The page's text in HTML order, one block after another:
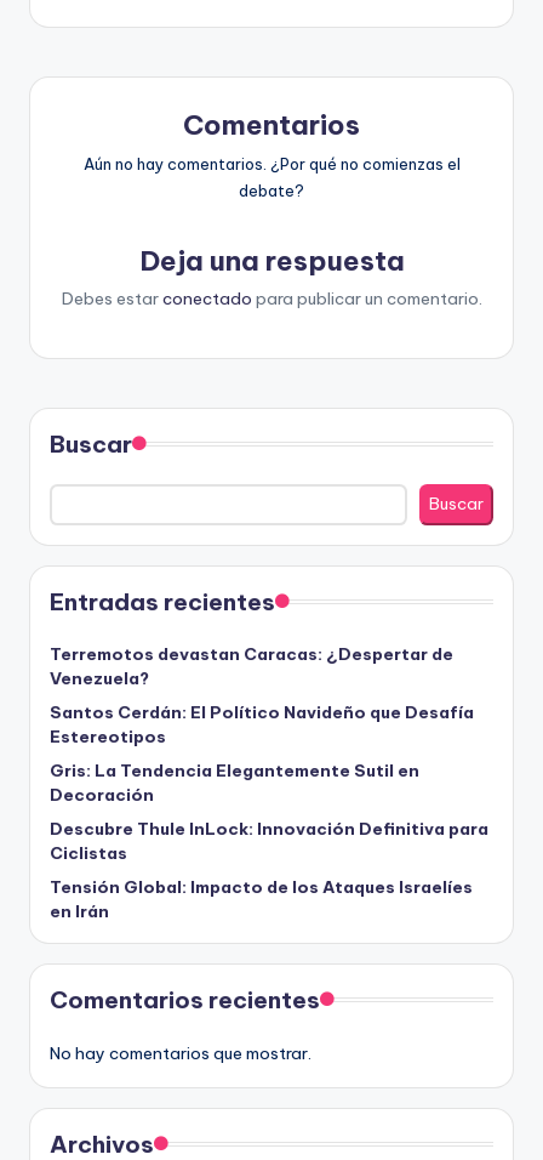
Comentarios
Aún no hay comentarios. ¿Por qué no comienzas el
debate?
Deja una respuesta
Debes estarconectado para publicar un comentario.
Buscar
Buscar
Entradas recientes
Terremotos devastan Caracas: ¿Despertar de
Venezuela?
Santos Cerdán: El Político Navideño que Desafía
Estereotipos
Gris: La Tendencia Elegantemente Sutil en
Decoración
Descubre Thule InLock: Innovación Definitiva para
Ciclistas
Tensión Global: Impacto de los Ataques Israelíes
en Irán
Comentarios recientes
No hay comentarios que mostrar.
Archivos